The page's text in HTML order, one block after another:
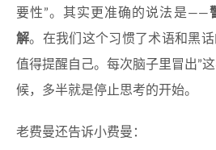
要性”。其实更准确的说法是——
解。在我们这个习惯了术语和黑
值得提醒自己。每次脑子里冒出”
候，多半就是停止思考的开始。
老费曼还告诉小费曼：